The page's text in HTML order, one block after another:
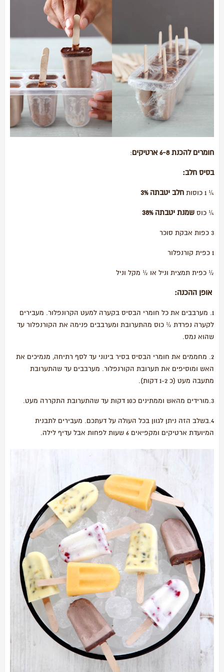
חומרים להכנת 6-8 ארטיקים :
בסיס חלב:
¼ 1 כוסות חלב יטבתה 3%
¼ כוס שמנת יטבתה 38%
3 כפות אבקת סוכר
1 כפית קורנפלור
½ כפית תמצית וניל או ½ מקל וניל
אופן ההכנה:
1. מערבבים את כל חומרי הבסיס בקערה למעט הקרונפלור. מעבירים
לקערה נפרדת ½ כוס מהתערובת ומערבבים פנימה את הקורנפלור עד
שהוא נמס.
2. מחממים את חומרי הבסיס בסיר בינוני עד לסף רתיחה, מנמיכים את
האש ומוסיפים את תערובת הקורנפלור. מערבבים עד שהתערובת
מתעבה מעט (כ 1-2 דקות).
3.מורידים מהאש וממתינים כ10 דקות עד שהתערובת התקררה מעט.
4.בשלב הזה ניתן לגוון בכל העולה על דעתכם. מעבירים לתבנית
המיועדת ארטיקים ומקפיאים 6 שעות לפחות אבל עדיף לילה.